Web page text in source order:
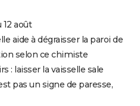
août
aide à dégraisser la paroi de
selon ce chimiste
: laisser la vaisselle sale
pas un signe de paresse,